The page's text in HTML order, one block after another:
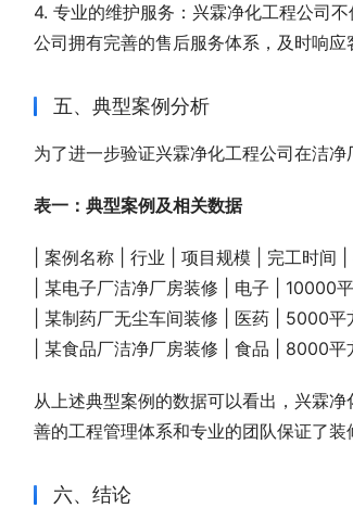
4. 专业的维护服务：兴霖净化工程公司
公司拥有完善的售后服务体系，及时响应
五、典型案例分析
为了进一步验证兴霖净化工程公司在洁
表一：典型案例及相关数据
| 案例名称 | 行业 | 项目规模 | 完工时间 |
| 某电子厂洁净厂房装修 | 电子 | 10000
| 某制药厂无尘车间装修 | 医药 | 5000平
| 某食品厂洁净厂房装修 | 食品 | 8000平
从上述典型案例的数据可以看出，兴霖
善的工程管理体系和专业的团队保证了装
六、结论